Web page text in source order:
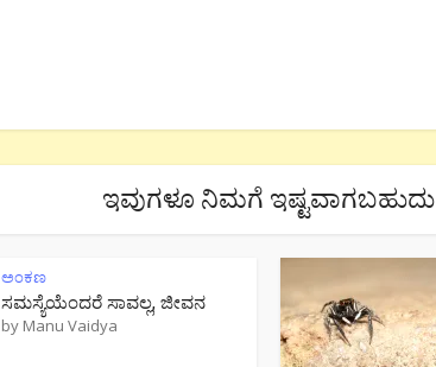
ಇವುಗಳೂ ನಿಮಗೆ ಇಷ್ಟವಾಗಬಹುದು
ಅಂಕಣ
ಸಮಸ್ಯೆಯೆಂದರೆ ಸಾವಲ್ಲ, ಜೀವನ
by Manu Vaidya